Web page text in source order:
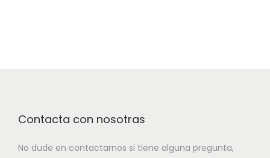
Contacta con nosotras
No dude en contactarnos si tiene alguna pregunta,